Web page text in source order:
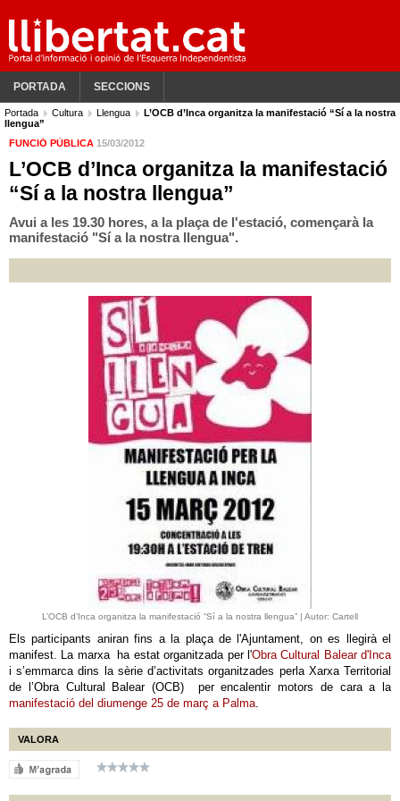
PORTADA SECCIONS
Portada Cultura Llengua
L’OCB d’Inca organitza la manifestació “Sí a la nostra
llengua”
FUNCIÓ PÚBLICA 15/03/2012
L’OCB d’Inca organitza la manifestació
“Sí a la nostra llengua”
Avui a les 19.30 hores, a la plaça de l'estació, començarà la
manifestació "Sí a la nostra llengua".
L’OCB d’Inca organitza la manifestació “Sí a la nostra llengua” | Autor: Cartell
Els participants aniran fins a la plaça de l'Ajuntament, on es llegirà el
manifest. La marxa ha estat organitzada per l'Obra Cultural Balear d'Inca
i s’emmarca dins la sèrie d’activitats organitzades perla Xarxa Territorial
de l’Obra Cultural Balear (OCB) per encalentir motors de cara a la
manifestació del diumenge 25 de març a Palma.
VALORA